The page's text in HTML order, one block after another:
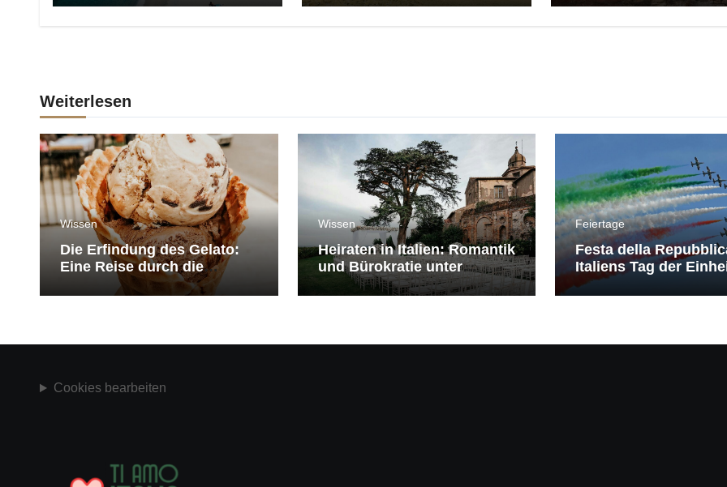
Weiterlesen
Wissen
Die Erfindung des Gelato:
Eine Reise durch die
Geschichte der Eiscreme
Wissen
Heiraten in Italien: Romantik
und Bürokratie unter
mediterranem Himmel
Feiertage
Festa della
Italiens Tag der
Freiheit
Cookies bearbeiten